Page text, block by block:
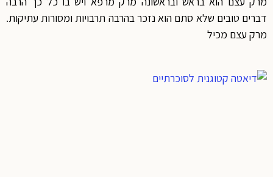
דברים טובים שלא סתם הוא נזכר בהרבה תרבויות ומסורות עתיקות.
מרק עצם מכיל